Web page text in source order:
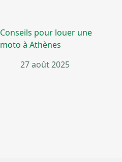
Conseils pour louer une
moto à Athènes
27 août 2025